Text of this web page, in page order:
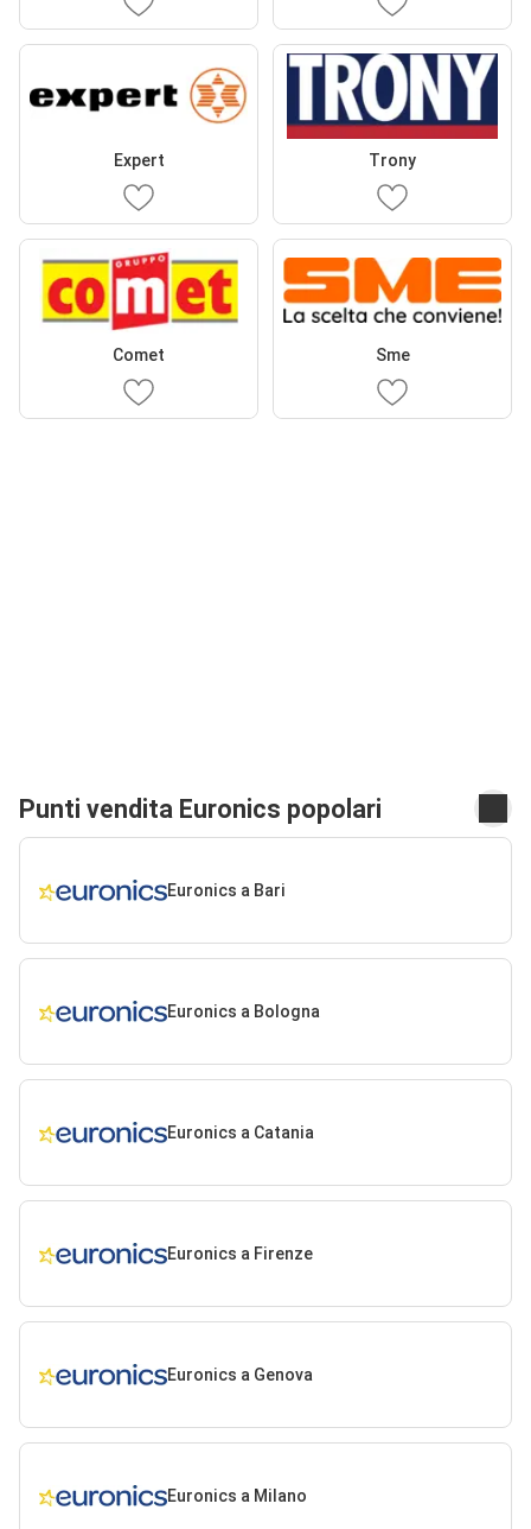
Expert Trony
Comet Sme
Punti vendita Euronics popolari
Euronics a Bari
Euronics a Bologna
Euronics a Catania
Euronics a Firenze
Euronics a Genova
Euronics a Milano